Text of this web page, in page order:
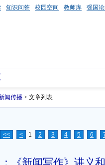
知识问答 校园空间 教师库 强国
闻传播 > 文章列表
<< < 1 2 3 4 5 6
《新闻写作》讲义